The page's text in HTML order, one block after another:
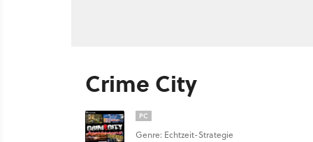
Crime City
PC
Genre: Echtzeit-Strategie